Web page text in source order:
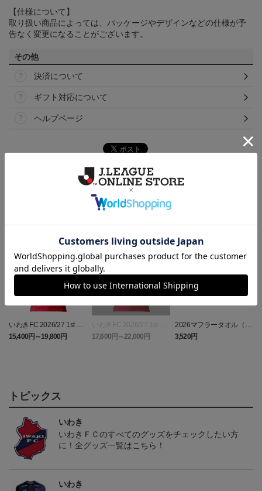
【仕様について】
取り扱い商品によっては、パッケージやデザインなどの仕様が予
告なく変更になることがございます。
その他
決済について
ギフト対応について
ヘルプページ
いわきFC 2026/27 1st レ
プリカユニフォーム
15,400円～19,800円
いわきFC 2026/27 1st オ
ーセンティックユニフォ
ーム
17,600円～22,000円
2026マフラータオル（W
ALK TO THE DREAM）
3,520円
トピックス
いわき
いわきＦＣのすべてのグッズをチェックしたい方
に！全グッズ一覧はこちら！
いわき